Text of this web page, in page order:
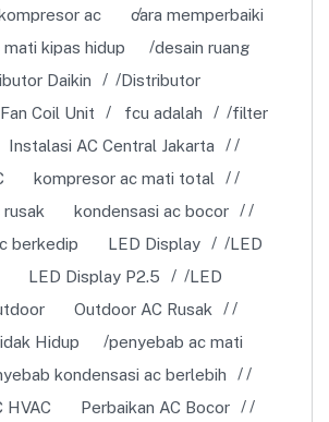
ac
cara memperbaiki
kipas hidup
desain ruang
Daikin
Distributor
Fan Coil Unit fcu adalah
filter
Instalasi AC Central Jakarta
kompresor ac mati total
kondensasi ac bocor
berkedip
LED Display
LED
LED Display P2.5
LED
Outdoor AC Rusak
Hidup
penyebab ac mati
kondensasi ac berlebih
HVAC
Perbaikan AC Bocor